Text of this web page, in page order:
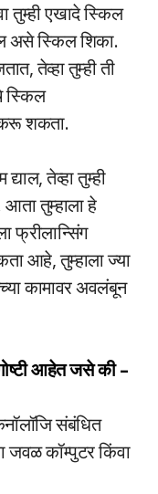
तुम्ही एखादे स्किल
असे स्किल शिका.
तेव्हा तुम्ही ती
स्किल
करू शकता.
तेव्हा तुम्ही
तुम्हाला हे
फ्रीलान्सिंग
आहे, तुम्हाला ज्या
कामावर अवलंबून
आहेत जसे की –
संबंधित
जवळ कॉम्पुटर किंवा